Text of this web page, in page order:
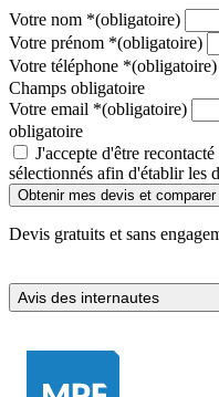
Votre nom *(obligatoire)
Votre prénom *(obligatoire)
Votre téléphone *(obligatoire)
Champs obligatoire
Votre email *(obligatoire)
obligatoire
J'accepte d'être
sélectionnés afin d'établir les
Devis gratuits et sans
Avis des internautes